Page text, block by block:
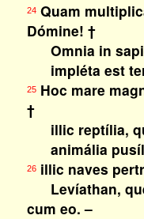
24Quam
Dómine! †
Omnia in
impléta est
25Hoc mare
†
illic reptília,
animália
26illic naves
Levíathan,
cum eo. –